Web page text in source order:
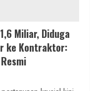
Miliar, Diduga
ke Kontraktor: